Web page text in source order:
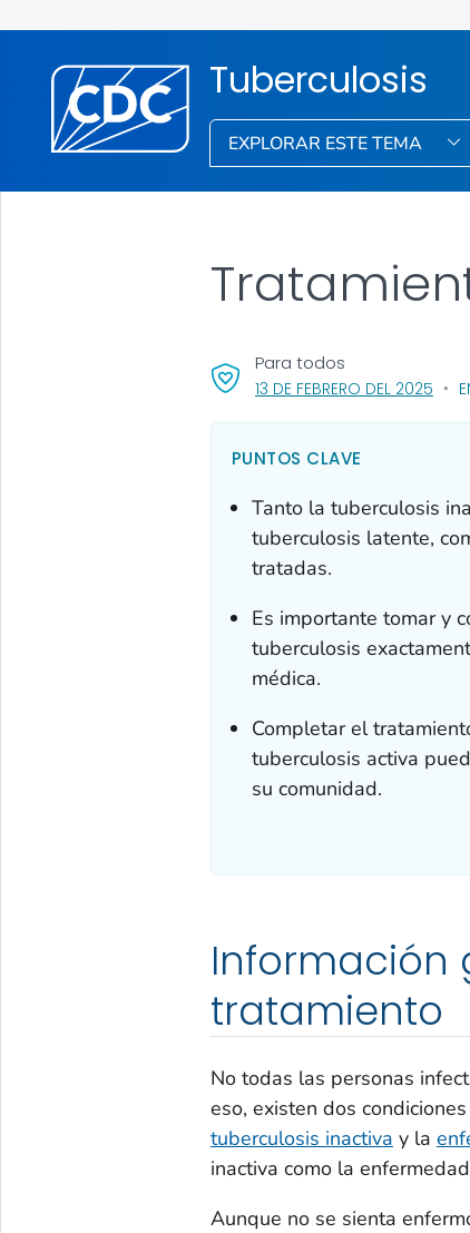
Tuberculosis
EXPLORAR ESTE TEMA
13 DE FEBRERO DEL 2025,
Para todos
PUNTOS CLAVE
Tanto la tuberculosis
tuberculosis latente,
tratadas.
Es importante tomar y
tuberculosis
médica.
Completar el
tuberculosis activa
su comunidad.
Información
tratamiento
No todas las personas
eso, existen dos
tuberculosis inactiva y la
inactiva como la
Aunque no se sienta